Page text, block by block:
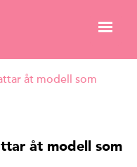
åt modell som
åt modell som